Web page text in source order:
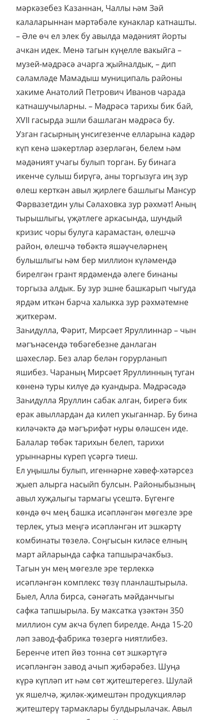
мәркәзебез Казаннан, Чаллы һәм Зәй
калаларыннан мәртәбәле кунаклар катнашты.
– Әле өч ел элек бу авылда мәдәният йорты
ачкан идек. Менә тагын күңелле вакыйга –
музей-мәдрәсә ачарга җыйналдык, – дип
сәламләде Мамадыш муниципаль районы
хакиме Анатолий Петрович Иванов чарада
катнашучыларны. – Мәдрәсә тарихы бик бай,
XVII гасырда эшли башлаган мәдрәсә бу.
Узган гасырның унсигезенче елларына кадәр
күп кенә шәкертләр әзерләгән, белем һәм
мәдәният учагы булып торган. Бу бинага
икенче сулыш бирүгә, аны торгызуга иң зур
өлеш керткән авыл җирлеге башлыгы Мансур
Фәрвазетдин улы Сәлаховка зур рәхмәт! Аның
тырышлыгы, үҗәтлеге аркасында, шундый
кризис чоры булуга карамастан, өлешчә
район, өлешчә төбәктә яшәүчеләрнең
булышлыгы һәм бер миллион күләмендә
бирелгән грант ярдәмендә әлеге бинаны
торгыза алдык. Бу зур эшне башкарып чыгуда
ярдәм иткән барча халыкка зур рәхмәтемне
җиткерәм.
Заһидулла, Фәрит, Мирсәет Яруллиннар – чын
мәгънәсендә төбәгебезне данлаган
шәхесләр. Без алар белән горурланып
яшибез. Чараның Мирсәет Яруллинның туган
көненә туры килүе дә куандыра. Мәдрәсәдә
Заһидулла Яруллин сабак алган, бирегә бик
ерак авыллардан да килеп укыганнар. Бу бина
киләчәктә дә мәгърифәт нуры өләшсен иде.
Балалар төбәк тарихын белеп, тарихи
урыннарны күреп үсәргә тиеш.
Ел уңышлы булып, игеннәрне хәвеф-хәтәрсез
җыеп алырга насыйп булсын. Районыбызның
авыл хуҗалыгы тармагы үсештә. Бүгенге
көндә өч мең башка исәпләнгән мөгезле эре
терлек, утыз меңгә исәпләнгән ит эшкәртү
комбинаты төзелә. Соңгысын киләсе елның
март айларында сафка тапшырачакбыз.
Тагын ун мең мөгезле эре терлеккә
исәпләнгән комплекс төзү планлаштырыла.
Быел, Алла бирса, сәнәгать мәйданчыгы
сафка тапшырыла. Бу максатка үзәктән 350
миллион сум акча бүлеп бирелде. Анда 15-20
ләп завод-фабрика төзергә ниятлибез.
Беренче итеп йөз тонна сөт эшкәртүгә
исәпләнгән завод ачып җибәрәбез. Шуңа
күрә күпләп ит һәм сөт җитештерегез. Шулай
ук яшелчә, җиләк-җимештән продукцияләр
җитештерү тармаклары булдырылачак. Авыл